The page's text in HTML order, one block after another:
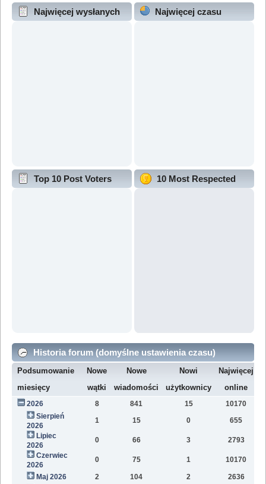
Najwięcej wysłanych
Najwięcej czasu
Top 10 Post Voters 10 Most Respected
Historia forum (domyślne ustawienia czasu)
Podsumowanie
miesięcy
Nowe
wątki
Nowe
wiadomości
Nowi
użytkownicy
Najwięcej
online
2026 8 841 15 10170
Sierpień
2026
1 15 0 655
Lipiec
2026
0 66 3 2793
Czerwiec
2026
0 75 1 10170
Maj 2026 2 104 2 2636